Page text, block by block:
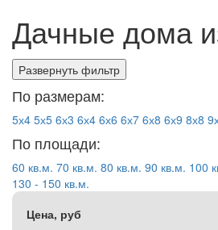
Дачные дома
Развернуть фильтр
По размерам:
5х4 5х5 6х3 6х4 6х6 6х7 6х8 6х9 8х8
По площади:
60 кв.м. 70 кв.м. 80 кв.м. 90 кв.м. 100
130 - 150 кв.м.
Цена, руб